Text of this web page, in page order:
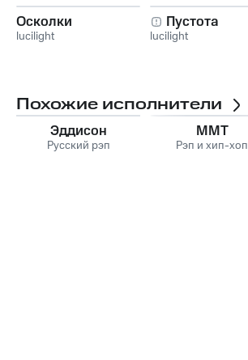
Осколки
lucilight
Пустота
lucilight
Похожие исполнители
Эддисон
Русский рэп
ММТ
Рэп и хип-хоп